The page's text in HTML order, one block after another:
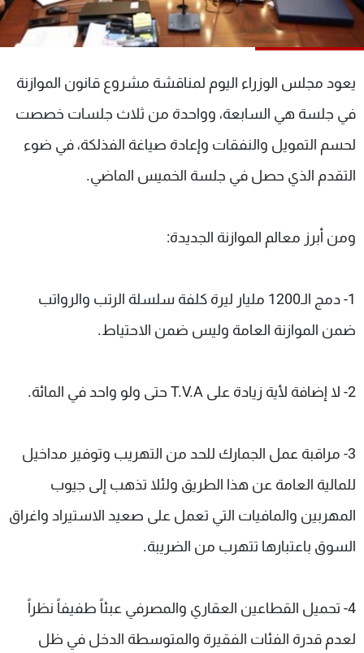
يعود مجلس الوزراء اليوم لمناقشة مشروع قانون الموازنة
في جلسة هي السابعة، وواحدة من ثلاث جلسات خصصت
لحسم التمويل والنفقات وإعادة صياغة الفذلكة، في ضوء
التقدم الذي حصل في جلسة الخميس الماضي.
ومن أبرز معالم الموازنة الجديدة:
1- دمج الـ1200 مليار ليرة كلفة سلسلة الرتب والرواتب
ضمن الموازنة العامة وليس ضمن الاحتياط.
2- لا إضافة لأية زيادة على T.V.A حتى ولو واحد في المائة.
3- مراقبة عمل الجمارك للحد من التهريب وتوفير مداخيل
للمالية العامة عن هذا الطريق ولئلا تذهب إلى جيوب
المهربين والمافيات التي تعمل على صعيد الاستيراد واغراق
السوق باعتبارها تتهرب من الضريبة.
4- تحميل القطاعين العقاري والمصرفي عبئاً طفيفاً نظراً
لعدم قدرة الفئات الفقيرة والمتوسطة الدخل في ظل
جدول البرامج
شاهد البرامج
عن MTV
الإنـتـاج
لاعلاناتكم
وظائف
تواصل معنا
شروط الإسـتخدام